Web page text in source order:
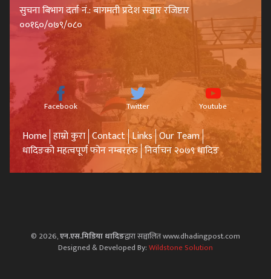
सुचना बिभाग दर्ता नं.: बागमती प्रदेश सञ्चार रजिष्टार
००१६०/०७९/०८०
Facebook Twitter Youtube
Home हाम्रो कुरा Contact Links Our Team
धादिङको महत्वपूर्ण फोन नम्बरहरु निर्वाचन २०७९ धादिङ
© 2026,एन.एस.मिडिया धादिङद्वारा सञ्चालित www.dhadingpost.com
Designed & Developed By:Wildstone Solution